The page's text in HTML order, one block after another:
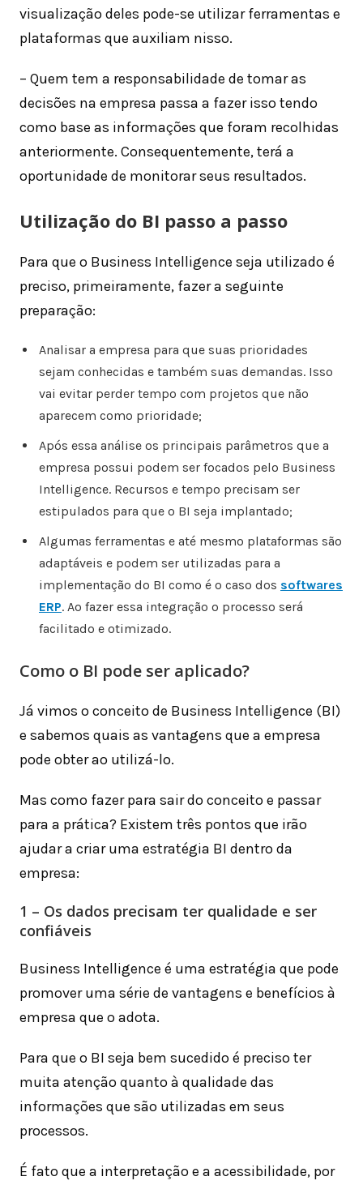
visualização deles pode-se utilizar ferramentas e
plataformas que auxiliam nisso.
– Quem tem a responsabilidade de tomar as
decisões na empresa passa a fazer isso tendo
como base as informações que foram recolhidas
anteriormente. Consequentemente, terá a
oportunidade de monitorar seus resultados.
Utilização do BI passo a passo
Para que o Business Intelligence seja utilizado é
preciso, primeiramente, fazer a seguinte
preparação:
Analisar a empresa para que suas prioridades
sejam conhecidas e também suas demandas. Isso
vai evitar perder tempo com projetos que não
aparecem como prioridade;
Após essa análise os principais parâmetros que a
empresa possui podem ser focados pelo Business
Intelligence. Recursos e tempo precisam ser
estipulados para que o BI seja implantado;
Algumas ferramentas e até mesmo plataformas são
adaptáveis e podem ser utilizadas para a
implementação do BI como é o caso dos softwares
ERP. Ao fazer essa integração o processo será
facilitado e otimizado.
Como o BI pode ser aplicado?
Já vimos o conceito de Business Intelligence (BI)
e sabemos quais as vantagens que a empresa
pode obter ao utilizá-lo.
Mas como fazer para sair do conceito e passar
para a prática? Existem três pontos que irão
ajudar a criar uma estratégia BI dentro da
empresa:
1 – Os dados precisam ter qualidade e ser
confiáveis
Business Intelligence é uma estratégia que pode
promover uma série de vantagens e benefícios à
empresa que o adota.
Para que o BI seja bem sucedido é preciso ter
muita atenção quanto à qualidade das
informações que são utilizadas em seus
processos.
É fato que a interpretação e a acessibilidade, por